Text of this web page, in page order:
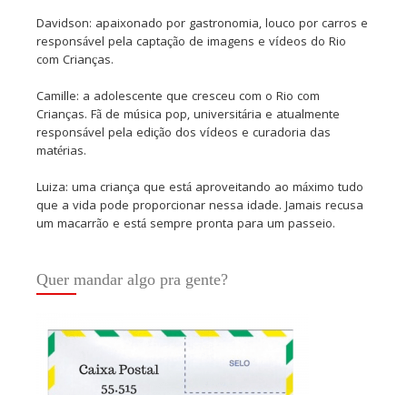
Davidson: apaixonado por gastronomia, louco por carros e
responsável pela captação de imagens e vídeos do Rio
com Crianças.
Camille: a adolescente que cresceu com o Rio com
Crianças. Fã de música pop, universitária e atualmente
responsável pela edição dos vídeos e curadoria das
matérias.
Luiza: uma criança que está aproveitando ao máximo tudo
que a vida pode proporcionar nessa idade. Jamais recusa
um macarrão e está sempre pronta para um passeio.
Quer mandar algo pra gente?